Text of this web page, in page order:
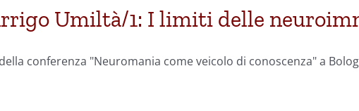
Umiltà/1: I limiti delle
conferenza "Neuromania come veicolo di conoscenza" a